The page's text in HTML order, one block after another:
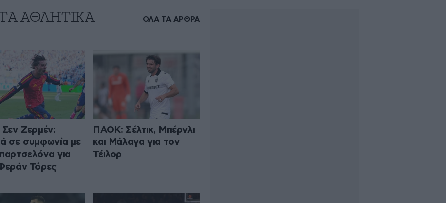
ΑΘΛΗΤΙΚΑ ΟΛΑ ΤΑ ΑΡΘΡΑ
Σεν Ζερμέν:
σε συμφωνία με
για
Τόρες
ΠΑΟΚ: Σέλτικ, Μπέρνλι
και Μάλαγα για τον
Τέιλορ